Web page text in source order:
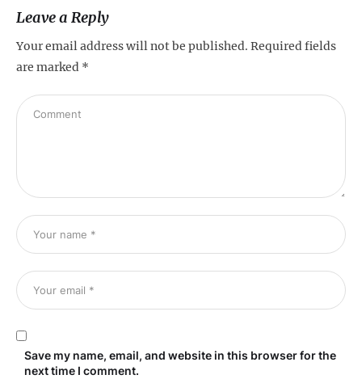
Leave a Reply
Your email address will not be published. Required fields
are marked *
Save my name, email, and website in this browser for the
next time I comment.